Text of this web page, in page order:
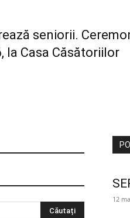
seniorii.
la Casa Căsătoriilor
12